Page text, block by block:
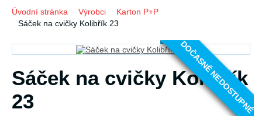
Úvodní stránka Výrobci
Karton P+P
Sáček na cvičky Kolibřík 23
DOČASNĚ NEDOSTUPNÉ
Sáček na cvičky Kolibřík
23